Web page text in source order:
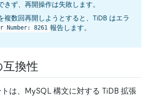
きず、再開操作は失敗します。
複数回再開しようとすると、TiDB はエラ
Number: 8261 報告します。
換性
は、MySQL 構文に対する TiDB 拡張